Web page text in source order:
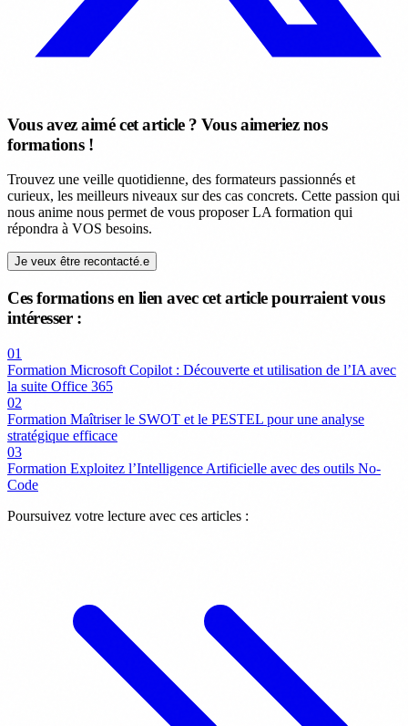
Vous avez aimé cet article ? Vous aimeriez nos
formations !
Trouvez une veille quotidienne, des formateurs passionnés et
curieux, les meilleurs niveaux sur des cas concrets. Cette passion qui
nous anime nous permet de vous proposer LA formation qui
répondra à VOS besoins.
Je veux être recontacté.e
Ces formations en lien avec cet article pourraient vous
intéresser :
01
Formation Microsoft Copilot : Découverte et utilisation de l’IA avec
la suite Office 365
02
Formation Maîtriser le SWOT et le PESTEL pour une analyse
stratégique efficace
03
Formation Exploitez l’Intelligence Artificielle avec des outils No-
Code
Poursuivez votre lecture avec ces articles :